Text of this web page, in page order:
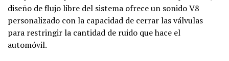
diseño de flujo libre del sistema ofrece un sonido V8
personalizado con la capacidad de cerrar las válvulas
para restringir la cantidad de ruido que hace el
automóvil.